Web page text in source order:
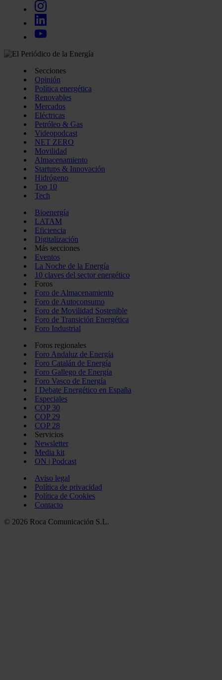
Secciones
Opinión
Política energética
Renovables
Mercados
Eléctricas
Petróleo & Gas
Videopodcast
NET ZERO
Movilidad
Almacenamiento
Startups & Innovación
Hidrógeno
Top 10
Tech
Bioenergía
LATAM
Eficiencia
Digitalización
Más secciones
Eventos
La Noche de la Energía
10 claves del sector energético
Foros
Foro de Almacenamiento
Foro de Autoconsumo
Foro de Movilidad Sostenible
Foro de Transición Energética
Foro Industrial
Foros regionales
Foro Andaluz de Energía
Foro Catalán de Energía
Foro Gallego de Energía
Foro Vasco de Energía
I Debate Energético en España
Especiales
COP 30
COP 29
COP 28
Servicios
Newsletter
Media kit
ON | Podcast
Aviso legal
Política de privacidad
Política de Cookies
Contacto
© 2026 Roca Comunicación S.L.